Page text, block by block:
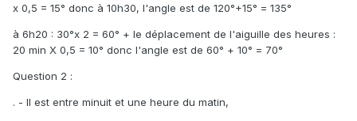
x 0,5 = 15° donc à 10h30, l'angle est de 120°+15° = 135°
à 6h20 : 30°x 2 = 60° + le déplacement de l'aiguille des heures :
20 min X 0,5 = 10° donc l'angle est de 60° + 10° = 70°
Question 2 :
. - Il est entre minuit et une heure du matin,